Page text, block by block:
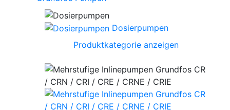
Dosierpumpen
Produktkategorie anzeigen